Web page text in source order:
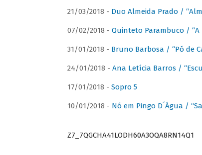
21/03/2018 - Duo Almeida Prado /
07/02/2018 - Quinteto Parambuco / “A
31/01/2018 - Bruno Barbosa / “Pó de
24/01/2018 - Ana Letícia Barros /
17/01/2018 - Sopro 5
10/01/2018 - Nó em Pingo D´Água /
Z7_7QGCHA41LODH60A3OQA8RN14Q1